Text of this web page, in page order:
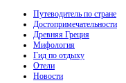
Путеводитель по стране
Достопримечательности
Древняя Греция
Мифология
Гид по отдыху
Отели
Новости